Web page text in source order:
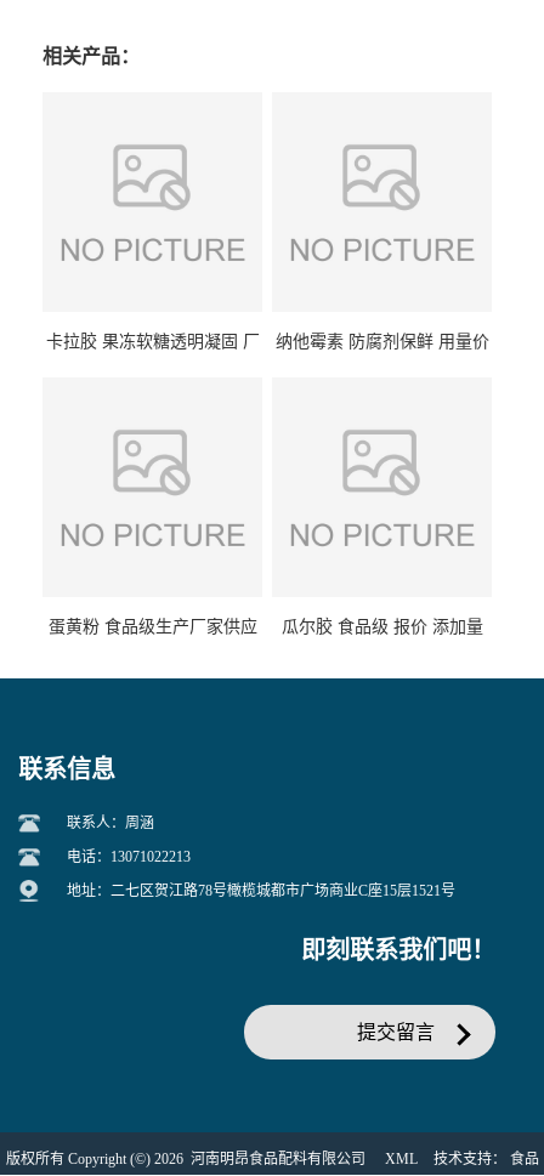
相关产品：
卡拉胶 果冻软糖透明凝固 厂
纳他霉素 防腐剂保鲜 用量价
蛋黄粉 食品级生产厂家供应 瓜尔胶 食品级 报价 添加量
联系信息
联系人：周涵
电话：13071022213
地址：二七区贺江路78号橄榄城都市广场商业C座15层1521号
即刻联系我们吧！
提交留言
版权所有 Copyright (©) 2026 河南明昂食品配料有限公司 XML 技术支持： 食品